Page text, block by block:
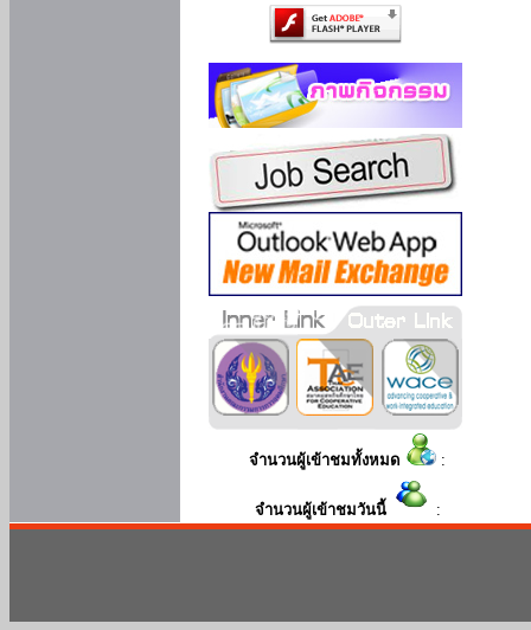
จำนวนผู้เข้าชมทั้งหมด :
จำนวนผู้เข้าชมวันนี้ :